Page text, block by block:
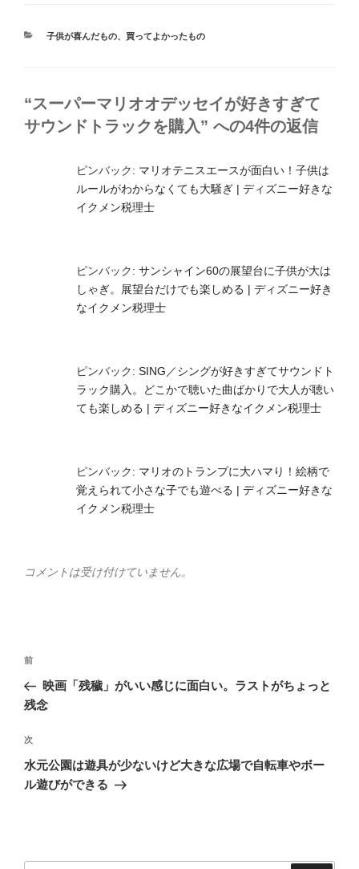
カ
子供が喜んだもの、 買ってよかったもの
“スーパーマリオオデッセイが好きすぎて
サウンドトラックを購入” への4件の返信
ピンバック: マリオテニスエースが面白い！子供は
ルールがわからなくても大騒ぎ | ディズニー好きな
イクメン税理士
ピンバック: サンシャイン60の展望台に子供が大は
しゃぎ。展望台だけでも楽しめる | ディズニー好き
なイクメン税理士
ピンバック: SING／シングが好きすぎてサウンドト
ラック購入。どこかで聴いた曲ばかりで大人が聴い
ても楽しめる | ディズニー好きなイクメン税理士
ピンバック: マリオのトランプに大ハマり！絵柄で
覚えられて小さな子でも遊べる | ディズニー好きな
イクメン税理士
コメントは受け付けていません。
投
ナ
ゲ
ー
シ
前
の
投
前
映画「残穢」がいい感じに面白い。ラストがちょっと
残念
次
の
投
次
水元公園は遊具が少ないけど大きな広場で自転車やボー
ル遊びができる